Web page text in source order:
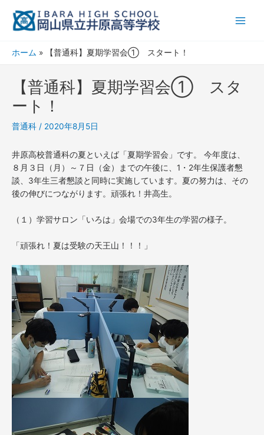
ホーム 【普通科】夏期学習会① スタート！
【普通科】夏期学習会① スタ
ート！
普通科 / 2020年8月5日
井原高校普通科の夏といえば「夏期学習会」です。 今年度は、
８月３日（月）～７日（金）までの午後に、1・2年生保護者懇
談、3年生三者懇談と同時に実施しています。夏の努力は、その
後の伸びにつながります。頑張れ！井高生。
（１）学習サロン「いろは」会場での3年生の学習の様子。
「頑張れ！夏は受験の天王山！！！」